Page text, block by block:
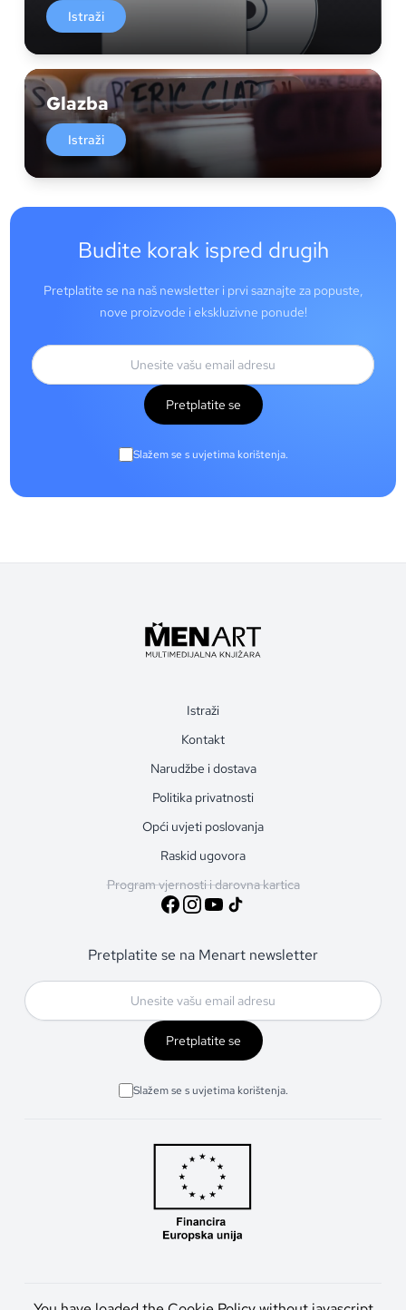
Istraži
Glazba
Istraži
Budite korak ispred drugih
Pretplatite se na naš newsletter i prvi saznajte za popuste,
nove proizvode i ekskluzivne ponude!
Pretplatite se
Slažem se s uvjetima korištenja.
Istraži
Kontakt
Narudžbe i dostava
Politika privatnosti
Opći uvjeti poslovanja
Raskid ugovora
Program vjernosti i darovna kartica
Pretplatite se na Menart newsletter
Pretplatite se
Slažem se s uvjetima korištenja.